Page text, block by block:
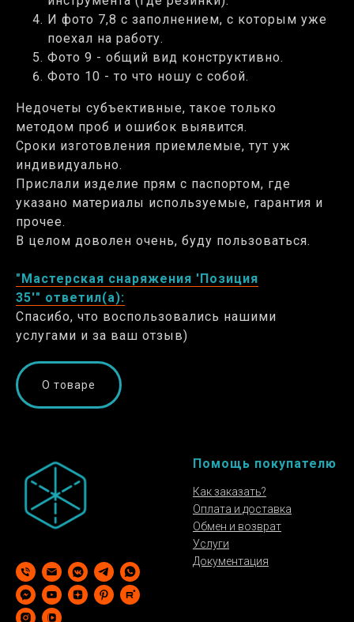
И фото 7,8 с заполнением, с которым уже
поехал на работу.
Фото 9 - общий вид конструктивно.
Фото 10 - то что ношу с собой.
Недочеты субъективные, такое только
методом проб и ошибок выявится.
Сроки изготовления приемлемые, тут уж
индивидуально.
Прислали изделие прям с паспортом, где
указано материалы используемые, гарантия и
прочее.
В целом доволен очень, буду пользоваться.
"Мастерская снаряжения 'Позиция
35'" ответил(а):
Спасибо, что воспользовались нашими
услугами и за ваш отзыв)
О товаре
Помощь покупателю
Как заказать?
Оплата и доставка
Обмен и возврат
Услуги
Документация